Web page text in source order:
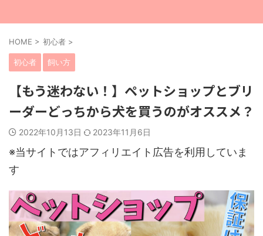
HOME > 初心者 >
初心者 飼い方
【もう迷わない！】ペットショップとブリ
ーダーどっちから犬を買うのがオススメ？
2022年10月13日 2023年11月6日
※当サイトではアフィリエイト広告を利用していま
す